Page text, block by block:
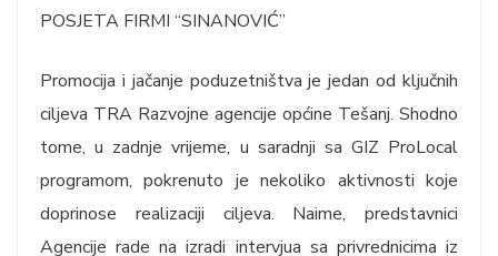
POSJETA FIRMI “SINANOVIĆ”
Promocija i jačanje poduzetništva je jedan od ključnih
ciljeva TRA Razvojne agencije općine Tešanj. Shodno
tome, u zadnje vrijeme, u saradnji sa GIZ ProLocal
programom, pokrenuto je nekoliko aktivnosti koje
doprinose realizaciji ciljeva. Naime, predstavnici
Agencije rade na izradi intervjua sa privrednicima iz